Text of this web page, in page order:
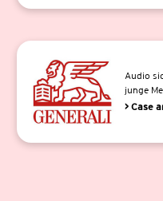
Audio
junge
> Case